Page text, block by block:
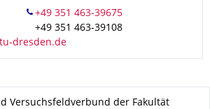
+49 351 463-39108
Versuchsfeldverbund der Fakultät